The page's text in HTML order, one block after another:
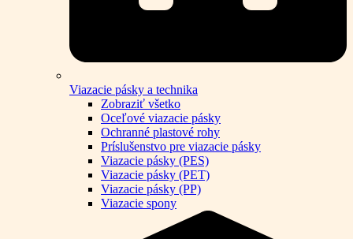
Viazacie pásky a technika
Zobraziť všetko
Oceľové viazacie pásky
Ochranné plastové rohy
Príslušenstvo pre viazacie pásky
Viazacie pásky (PES)
Viazacie pásky (PET)
Viazacie pásky (PP)
Viazacie spony